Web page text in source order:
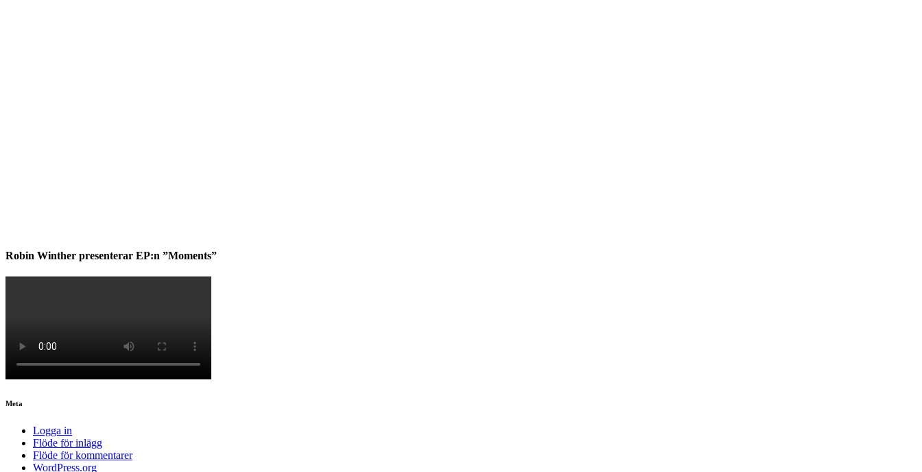
Robin Winther presenterar EP:n ”Moments”
Meta
Logga in
Flöde för inlägg
Flöde för kommentarer
WordPress.org